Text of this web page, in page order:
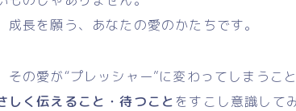
長を願う、あなたの愛のかたちです。
の愛が“プレッシャー”に変わってしまうこと
しく伝えること・待つことをすこし意識して